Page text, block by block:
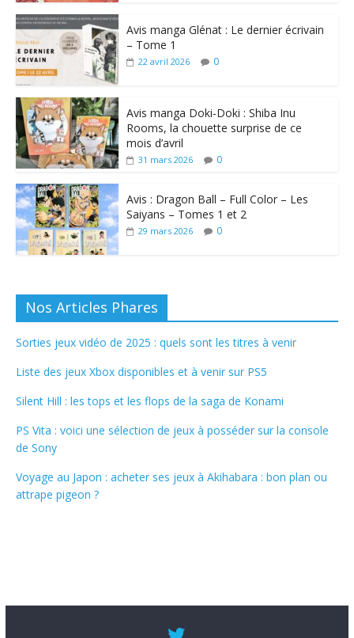
Avis manga Glénat : Le dernier écrivain
– Tome 1
22 avril 2026 0
Avis manga Doki-Doki : Shiba Inu
Rooms, la chouette surprise de ce
mois d’avril
31 mars 2026 0
Avis : Dragon Ball – Full Color – Les
Saiyans – Tomes 1 et 2
29 mars 2026 0
Nos Articles Phares
Sorties jeux vidéo de 2025 : quels sont les titres à venir
Liste des jeux Xbox disponibles et à venir sur PS5
Silent Hill : les tops et les flops de la saga de Konami
PS Vita : voici une sélection de jeux à posséder sur la console
de Sony
Voyage au Japon : acheter ses jeux à Akihabara : bon plan ou
attrape pigeon ?